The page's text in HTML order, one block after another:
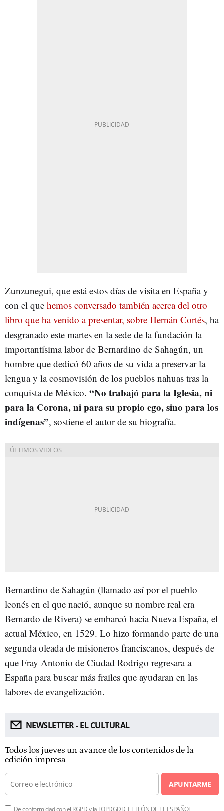
Zunzunegui, que está estos días de visita en España y
con el que hemos conversado también acerca del otro
libro que ha venido a presentar, sobre Hernán Cortés, ha
desgranado este martes en la sede de la fundación la
importantísima labor de Bernardino de Sahagún, un
hombre que dedicó 60 años de su vida a preservar la
lengua y la cosmovisión de los pueblos nahuas tras la
conquista de México. “No trabajó para la Iglesia, ni
para la Corona, ni para su propio ego, sino para los
indígenas”, sostiene el autor de su biografía.
Bernardino de Sahagún (llamado así por el pueblo
leonés en el que nació, aunque su nombre real era
Bernardo de Rivera) se embarcó hacia Nueva España, el
actual México, en 1529. Lo hizo formando parte de una
segunda oleada de misioneros franciscanos, después de
que Fray Antonio de Ciudad Rodrigo regresara a
España para buscar más frailes que ayudaran en las
labores de evangelización.
NEWSLETTER - EL CULTURAL
Todos los jueves un avance de los contenidos de la
edición impresa
APUNTARME